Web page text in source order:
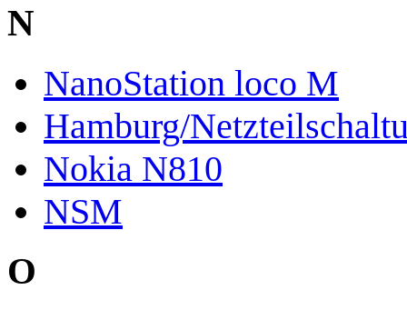
N
NanoStation loco M
Hamburg/
Nokia N810
NSM
O